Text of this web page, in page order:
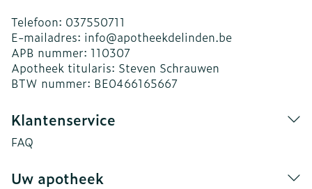
Telefoon: 037550711
E-mailadres: info@apotheekdelinden.be
APB nummer: 110307
Apotheek titularis: Steven Schrauwen
BTW nummer: BE0466165667
Klantenservice
FAQ
Uw apotheek